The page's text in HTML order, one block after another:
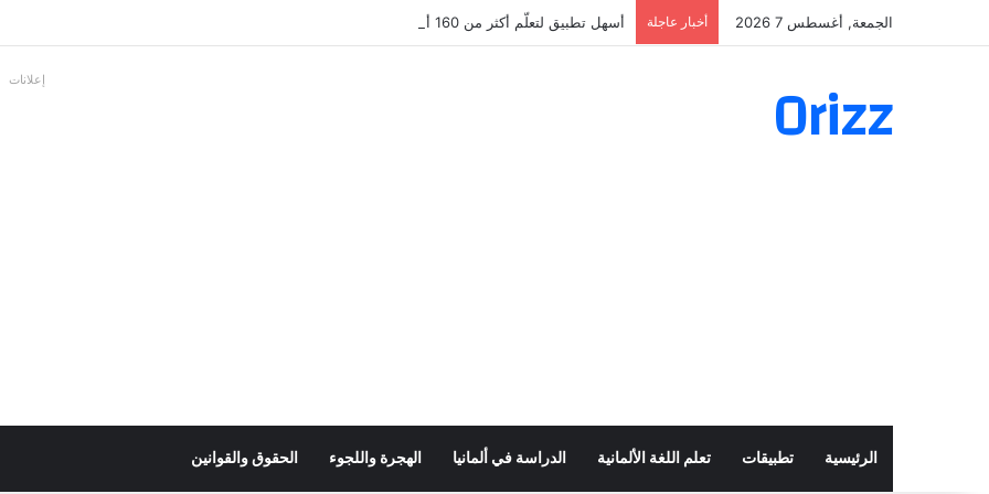
الجمعة, أغسطس 7 2026 أخبار عاجلة أسهل تطبيق لتعلّم أكثر من 160 ألف فعل بالألمانية
Orizz إعلانات
الرئيسية تطبيقات تعلم اللغة الألمانية الدراسة في ألمانيا الهجرة واللجوء الحقوق والقوانين